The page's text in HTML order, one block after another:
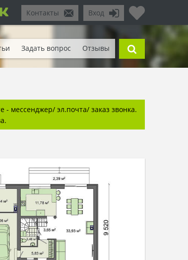
Вход
Контакты
Задать вопрос Отзывы
мессенджер/ эл.почта/ заказ звонка.